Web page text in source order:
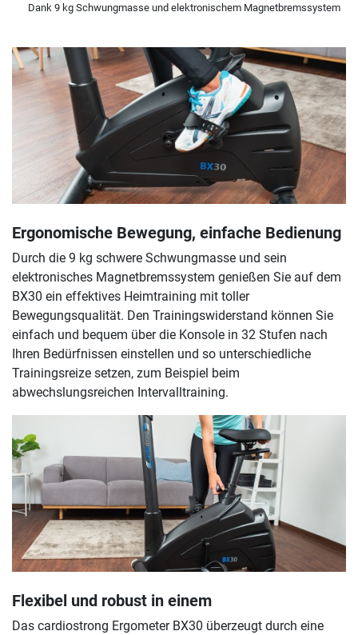
Dank 9 kg Schwungmasse und elektronischem Magnetbremssystem
Ergonomische Bewegung, einfache Bedienung
Durch die 9 kg schwere Schwungmasse und sein
elektronisches Magnetbremssystem genießen Sie auf dem
BX30 ein effektives Heimtraining mit toller
Bewegungsqualität. Den Trainingswiderstand können Sie
einfach und bequem über die Konsole in 32 Stufen nach
Ihren Bedürfnissen einstellen und so unterschiedliche
Trainingsreize setzen, zum Beispiel beim
abwechslungsreichen Intervalltraining.
Flexibel und robust in einem
Das cardiostrong Ergometer BX30 überzeugt durch eine